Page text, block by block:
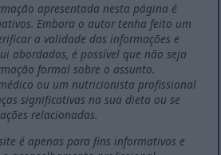
apresentada nesta página é
Embora o autor tenha feito um
a validade das informações e
abordados, é possível que não seja
formal sobre o assunto.
ou um nutricionista profissional
significativas na sua dieta ou se
relacionadas.
é apenas para fins informativos e